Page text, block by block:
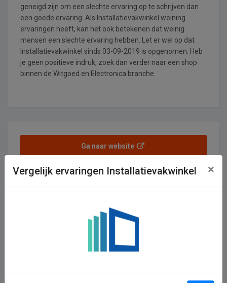
geneigd zijn om een slechte ervaring op te schrijven dan
een goede ervaring. Als Installatievakwinkel weining
ervaringen heeft, kan het ook betekenen dat weinig
mensen een slechte ervaring hebben. Let er wel op dat
Installatievakwinkel sinds 03-09-2019 is opgenomen. Heb
je geen positieve indruk, zoek dan verder naar een shop
binnen de Witgoed en Electronica branche.
Ga naar website
Over
Installatievakwinkel.nl heeft een erg groot assortiment
aan installatieproducten ruim voorradig. Alle soorten
voor advies over allerlei installatieproducten zijn ze al
Vergelijk ervaringen Installatievakwinkel ×